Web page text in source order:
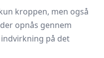
kroppen, men også
opnås gennem
indvirkning på det